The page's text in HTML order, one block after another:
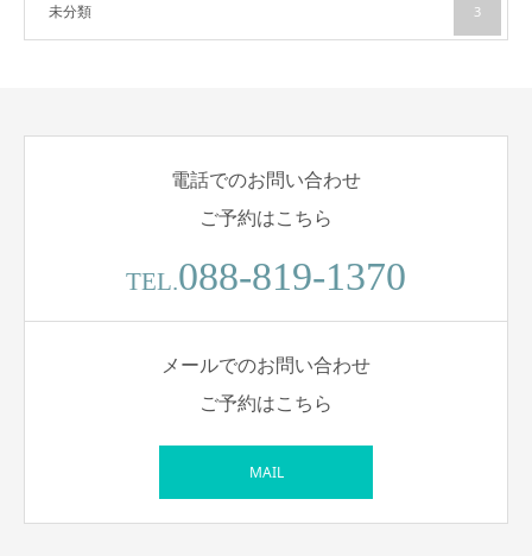
未分類 3
電話でのお問い合わせ
ご予約はこちら
TEL.088-819-1370
メールでのお問い合わせ
ご予約はこちら
MAIL